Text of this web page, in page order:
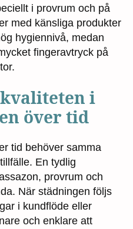
i provrum och på
med känsliga produkter
hygiennivå, medan
fingeravtryck på
i
över tid
tid behöver samma
En tydlig
provrum och
När städningen följs
i kundflöde eller
och enklare att